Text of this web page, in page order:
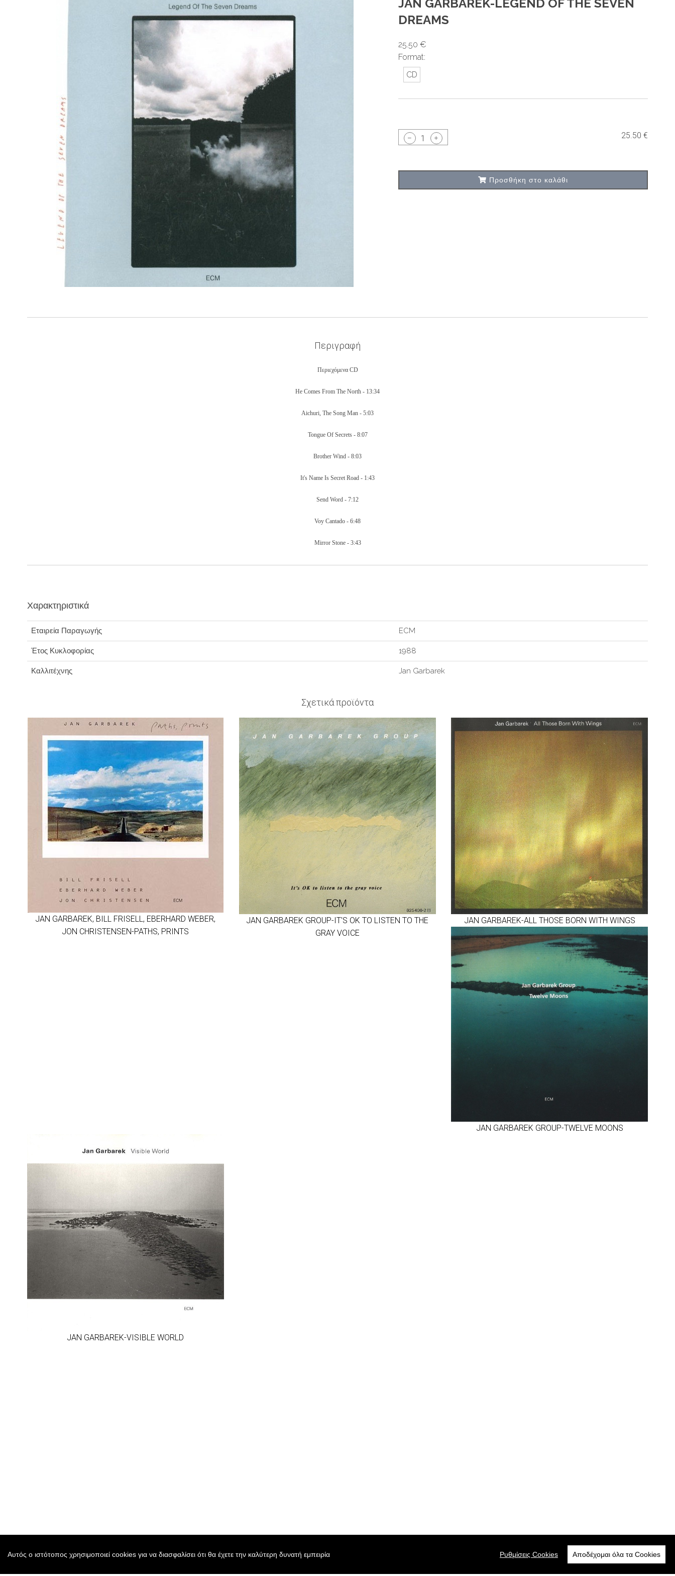
JAN GARBAREK-LEGEND OF THE SEVEN
DREAMS
25.50 €
Format:
CD
1 25.50 €
Προσθήκη στο καλάθι
Περιγραφή
Περιεχόμενα CD
He Comes From The North - 13:34
Aichuri, The Song Man - 5:03
Tongue Of Secrets - 8:07
Brother Wind - 8:03
It's Name Is Secret Road - 1:43
Send Word - 7:12
Voy Cantado - 6:48
Mirror Stone - 3:43
Χαρακτηριστικά
Εταιρεία Παραγωγής ECM
Έτος Κυκλοφορίας 1988
Καλλιτέχνης Jan Garbarek
Σχετικά προϊόντα
JAN GARBAREK, BILL FRISELL, EBERHARD WEBER,
JON CHRISTENSEN-PATHS, PRINTS
JAN GARBAREK GROUP-IT'S OK TO LISTEN TO THE
GRAY VOICE
JAN GARBAREK-ALL THOSE BORN WITH WINGS
JAN GARBAREK GROUP-TWELVE MOONS
JAN GARBAREK-VISIBLE WORLD
Αυτός ο ιστότοπος χρησιμοποιεί cookies για να διασφαλίσει ότι θα έχετε την καλύτερη δυνατή εμπειρία Ρυθμίσεις Cookies Αποδέχομαι όλα τα Cookies